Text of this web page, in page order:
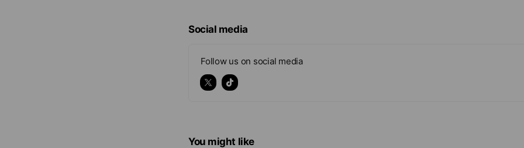
Social media
Follow us on social media
You might like